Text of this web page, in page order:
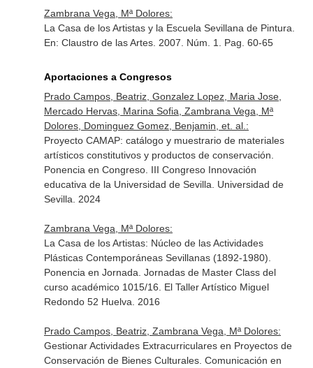
Zambrana Vega, Mª Dolores:
La Casa de los Artistas y la Escuela Sevillana de Pintura.
En: Claustro de las Artes. 2007. Núm. 1. Pag. 60-65
Aportaciones a Congresos
Prado Campos, Beatriz, Gonzalez Lopez, Maria Jose,
Mercado Hervas, Marina Sofia, Zambrana Vega, Mª
Dolores, Dominguez Gomez, Benjamin, et. al.:
Proyecto CAMAP: catálogo y muestrario de materiales
artísticos constitutivos y productos de conservación.
Ponencia en Congreso. III Congreso Innovación
educativa de la Universidad de Sevilla. Universidad de
Sevilla. 2024
Zambrana Vega, Mª Dolores:
La Casa de los Artistas: Núcleo de las Actividades
Plásticas Contemporáneas Sevillanas (1892-1980).
Ponencia en Jornada. Jornadas de Master Class del
curso académico 1015/16. El Taller Artístico Miguel
Redondo 52 Huelva. 2016
Prado Campos, Beatriz, Zambrana Vega, Mª Dolores:
Gestionar Actividades Extracurriculares en Proyectos de
Conservación de Bienes Culturales. Comunicación en